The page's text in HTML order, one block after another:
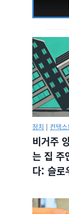
정치 | 컨텍
비거주
는 집 주
다: 슬로